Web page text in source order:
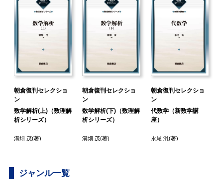
朝倉復刊セレクショ
ン
数学解析(上)（数理解
析シリーズ）
溝畑 茂(著)
朝倉復刊セレクショ
ン
数学解析(下)（数理解
析シリーズ）
溝畑 茂(著)
朝倉復刊セレクショ
ン
代数学（新数学講
座）
永尾 汎 (著)
ジャンル一覧